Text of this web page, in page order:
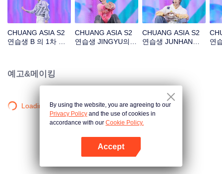
CHUANG ASIA S2
연습생 B 의 1차 공
CHUANG ASIA S2
연습생 JINGYU의 1
CHUANG ASIA S2
연습생 JUNHAN의 1
연
예고&메이킹
Loading…By using the website, you are agreeing to our
Privacy Policy and the use of cookies in
accordance with our Cookie Policy.
Accept